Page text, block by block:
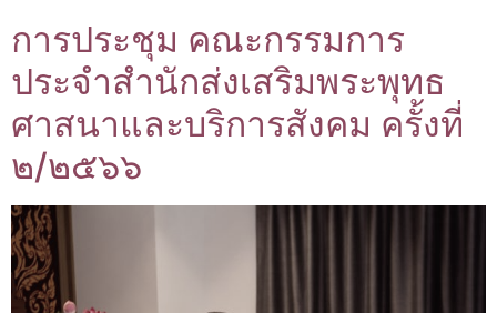
การประชุม คณะกรรมการ
ประจำสำนักส่งเสริมพระพุทธ
ศาสนาและบริการสังคม ครั้งที่
๒/๒๕๖๖